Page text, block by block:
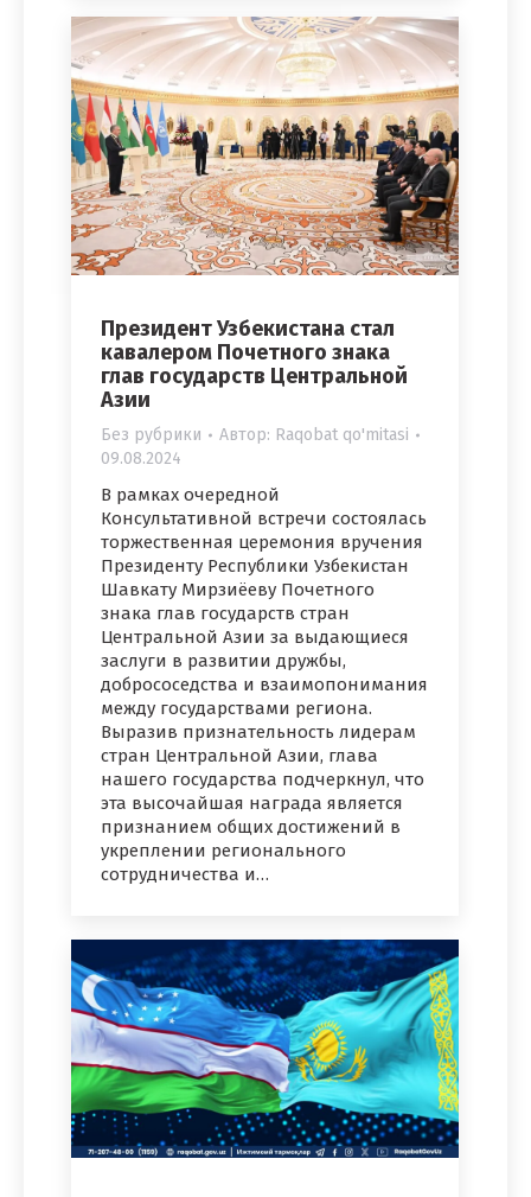
Президент Узбекистана стал
кавалером Почетного знака
глав государств Центральной
Азии
Без рубрики Автор: Raqobat qo'mitasi
09.08.2024
В рамках очередной
Консультативной встречи состоялась
торжественная церемония вручения
Президенту Республики Узбекистан
Шавкату Мирзиёеву Почетного
знака глав государств стран
Центральной Азии за выдающиеся
заслуги в развитии дружбы,
добрососедства и взаимопонимания
между государствами региона.
Выразив признательность лидерам
стран Центральной Азии, глава
нашего государства подчеркнул, что
эта высочайшая награда является
признанием общих достижений в
укреплении регионального
сотрудничества и…